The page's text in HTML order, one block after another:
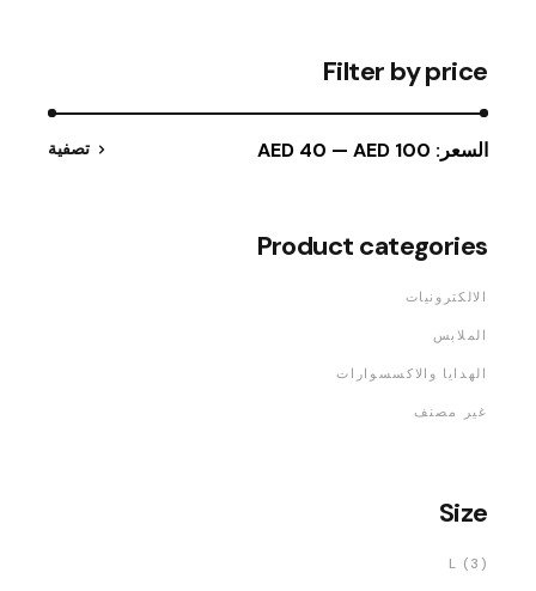
Filter by price
تصفية السعر: AED 40 — AED 100
Product categories
الالكترونيات
الملابس
الهدايا والاكسسوارات
غير مصنف
Size
L (3)